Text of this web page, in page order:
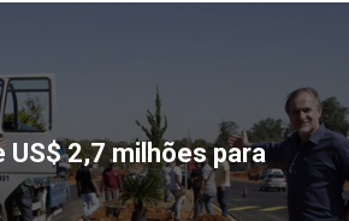
US$ 2,7
US$ 2,7 milhões para